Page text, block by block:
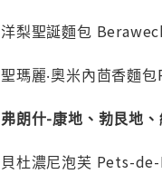
洋梨聖誕麵包
聖瑪麗‧奧米內茴香麵
弗朗什-康地、勃艮地
貝杜濃尼泡芙 Pets-